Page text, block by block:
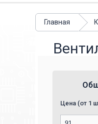
Главная
Цена (от 1